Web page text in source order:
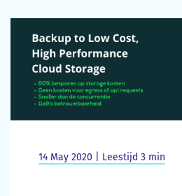
14 May 2020 | Leestijd 3 min